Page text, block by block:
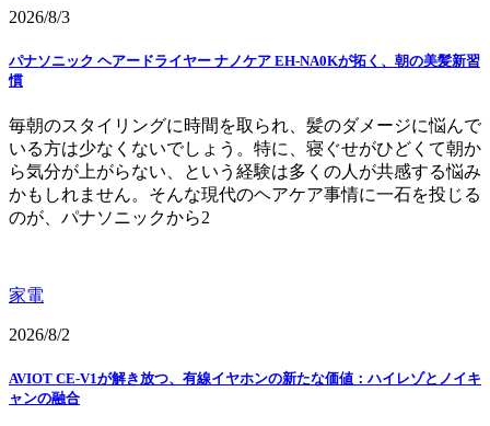
2026/8/3
パナソニック ヘアードライヤー ナノケア EH-NA0Kが拓く、朝の美髪新習
慣
毎朝のスタイリングに時間を取られ、髪のダメージに悩んで
いる方は少なくないでしょう。特に、寝ぐせがひどくて朝か
ら気分が上がらない、という経験は多くの人が共感する悩み
かもしれません。そんな現代のヘアケア事情に一石を投じる
のが、パナソニックから2
家電
2026/8/2
AVIOT CE-V1が解き放つ、有線イヤホンの新たな価値：ハイレゾとノイキ
ャンの融合